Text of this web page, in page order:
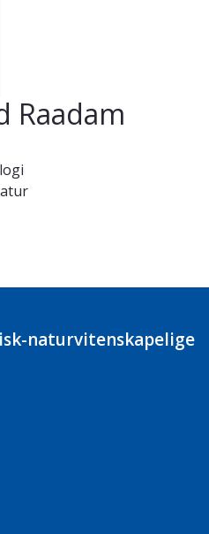
Raadam
naturvitenskapelige